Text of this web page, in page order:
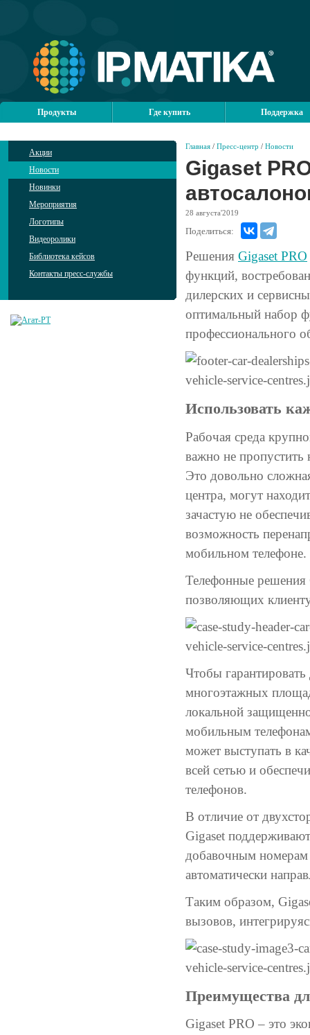
Продукты Где купить Поддержка
Акции
Новости
Новинки
Мероприятия
Логотипы
Видеоролики
Библиотека кейсов
Контакты пресс-службы
Главная / Пресс-центр / Новости
Gigaset
28 августа'2019
Поделиться:
Решения Gigaset PRO
функций,
дилерских и
оптимальный набор
профессионального
Использовать
Рабочая среда
важно не пропустить
Это довольно
центра, могут
зачастую не
возможность
мобильном телефоне.
Телефонные решения
позволяющих
Чтобы
многоэтажных
локальной
мобильным
может выступать в
всей сетью и
телефонов.
В отличие от
Gigaset
добавочным
автоматически
Таким образом,
вызовов,
Преимущества
Gigaset PRO – это